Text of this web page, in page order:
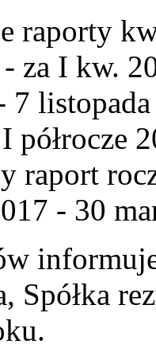
raporty
za I kw.
7
półrocze
raport
- 30
Spółka